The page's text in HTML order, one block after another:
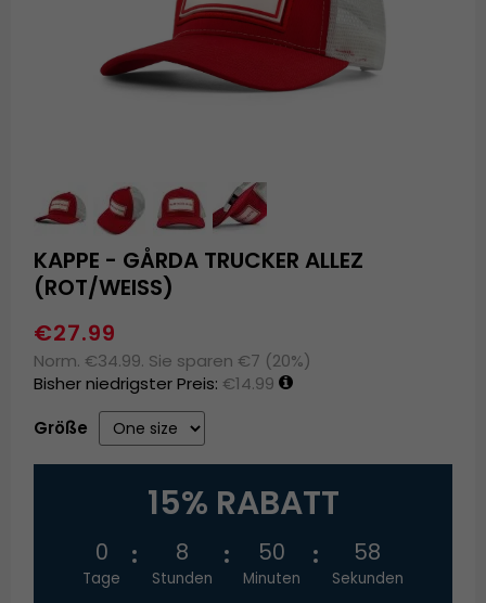
KAPPE - GÅRDA TRUCKER ALLEZ
(ROT/WEISS)
€27.99
Norm. €34.99. Sie sparen €7 (20%)
Bisher niedrigster Preis: €14.99
Größe
15% RABATT
0
Tage
8
Stunden
50
Minuten
58
Sekunden